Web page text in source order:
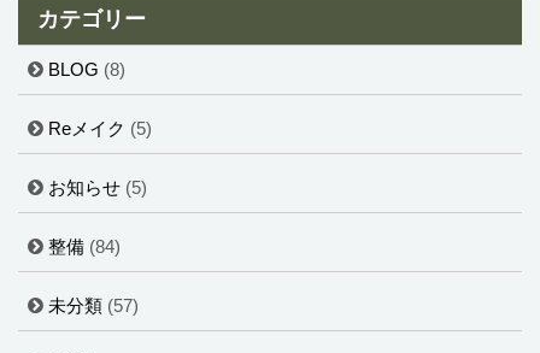
カテゴリー
BLOG (8)
Reメイク (5)
お知らせ (5)
整備 (84)
未分類 (57)